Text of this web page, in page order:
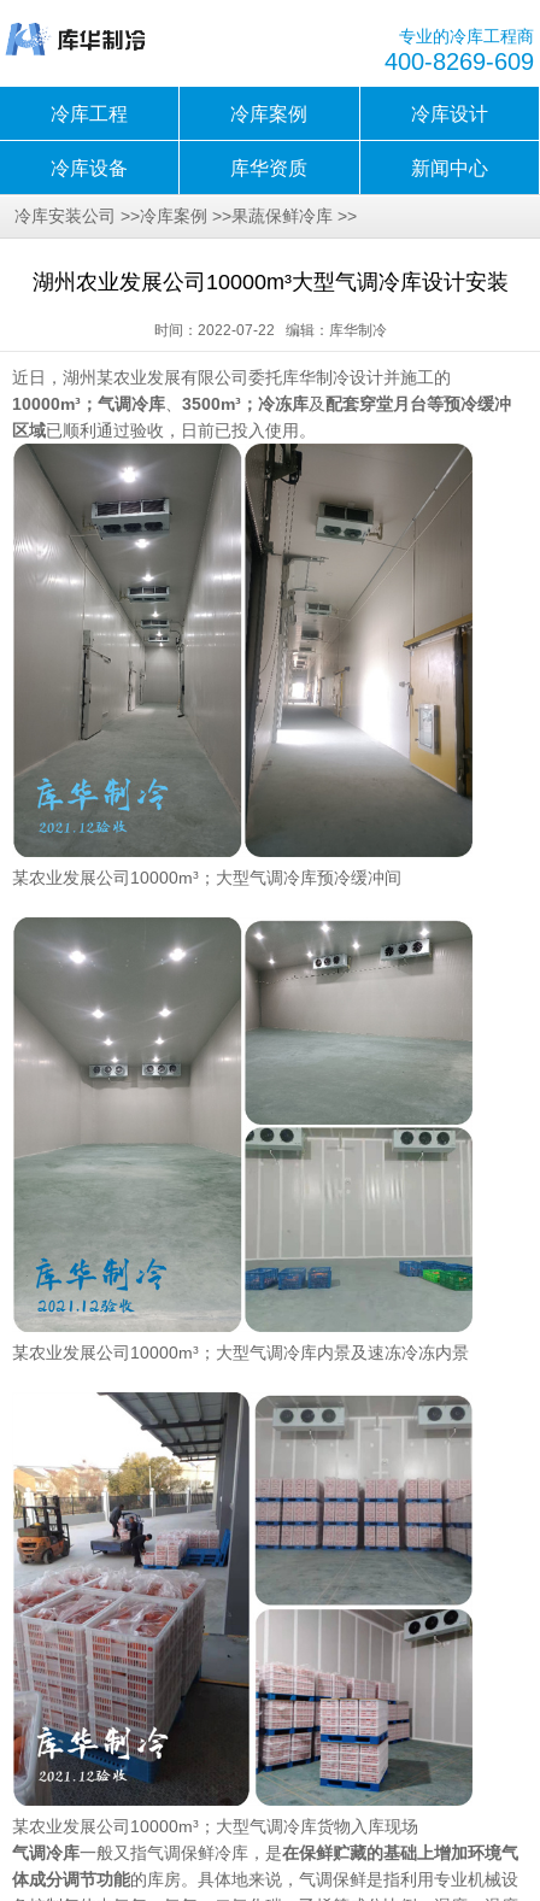
专业的冷库工程商
400-8269-609
冷库工程 冷库案例 冷库设计
冷库设备 库华资质 新闻中心
冷库安装公司 >>冷库案例 >>果蔬保鲜冷库 >>
湖州农业发展公司10000m³大型气调冷库设计安装
时间：2022-07-22 编辑：库华制冷
近日，湖州某农业发展有限公司委托库华制冷设计并施工的
10000m³；气调冷库
3500m³；冷冻库及配套穿堂月台等预冷缓冲
区域已顺利通过验收，日前已投入使用。
某农业发展公司10000m³；大型气调冷库预冷缓冲间
某农业发展公司10000m³；大型气调冷库内景及速冻冷冻内景
某农业发展公司10000m³；大型气调冷库货物入库现场
气调冷库一般又指气调保鲜冷库，是在保鲜贮藏的基础上增加环境气
体成分调节功能的库房。具体地来说，气调保鲜是指利用专业机械设